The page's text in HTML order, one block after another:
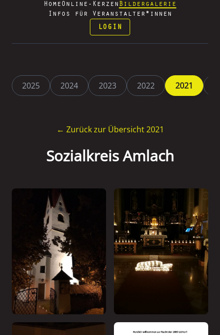
Home Online-Kerzen Bildergalerie
Infos für Veranstalter*innen
LOGIN
2025 2024 2023 2022 2021
← Zurück zur Übersicht 2021
Sozialkreis Amlach